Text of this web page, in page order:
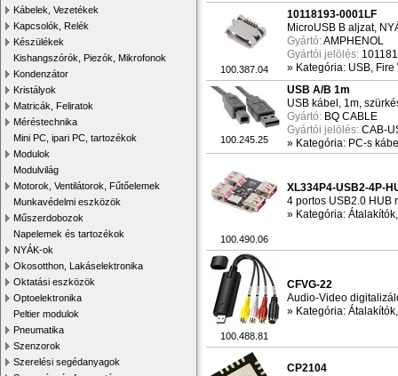
Kábelek, Vezetékek
Kapcsolók, Relék
Készülékek
Kishangszórók, Piezók, Mikrofonok
Kondenzátor
Kristályok
Matricák, Feliratok
Méréstechnika
Mini PC, ipari PC, tartozékok
Modulok
Modulvilág
Motorok, Ventilátorok, Fűtőelemek
Munkavédelmi eszközök
Műszerdobozok
Napelemek és tartozékok
NYÁK-ok
Okosotthon, Lakáselektronika
Oktatási eszközök
Optoelektronika
Peltier modulok
Pneumatika
Szenzorok
Szerelési segédanyagok
100.387.04
10118193-0001LF
MicroUSB B aljzat,
Gyártó:AMPHENOL
Gyártói jelölés:
» Kategória: USB, Fire
100.245.25
USB A/B 1m
USB kábel, 1m,
Gyártó: BQ CABLE
Gyártói jelölés: CAB-
» Kategória: PC-s
100.490.06
XL334P4-USB2-4P-
4 portos USB2.0 HUB
» Kategória:
100.488.81
CFVG-22
Audio-Video
» Kategória:
CP2104